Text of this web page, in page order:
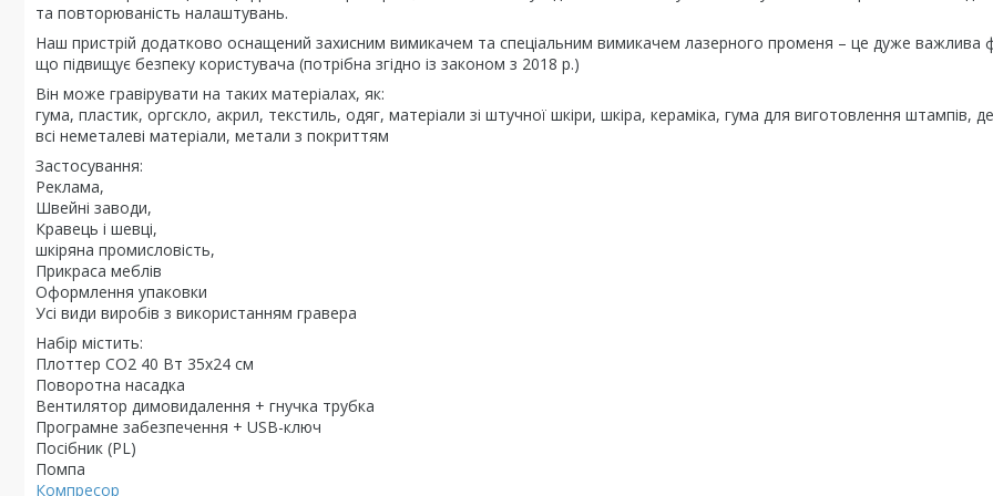
та повторюваність налаштувань.
Наш пристрій додатково оснащений захисним вимикачем та спеціальним вимикачем лазерного променя – це дуже важлива
що підвищує безпеку користувача (потрібна згідно із законом з 2018 р.)
Він може гравірувати на таких матеріалах, як:
гума, пластик, оргскло, акрил, текстиль, одяг, матеріали зі штучної шкіри, шкіра, кераміка, гума для виготовлення штампів,
всі неметалеві матеріали, метали з покриттям
Застосування:
Реклама,
Швейні заводи,
Кравець і шевці,
шкіряна промисловість,
Прикраса меблів
Оформлення упаковки
Усі види виробів з використанням гравера
Набір містить:
Плоттер CO2 40 Вт 35x24 см
Поворотна насадка
Вентилятор димовидалення + гнучка трубка
Програмне забезпечення + USB-ключ
Посібник (PL)
Помпа
Компресор